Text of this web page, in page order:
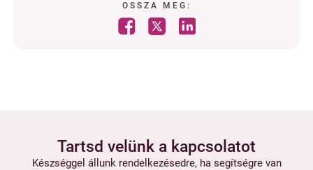
OSSZA MEG:
Tartsd velünk a kapcsolatot
Készséggel állunk rendelkezésedre, ha segítségre van